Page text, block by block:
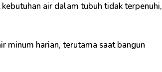
air dalam tubuh tidak terpenuhi,
minum harian, terutama saat bangun